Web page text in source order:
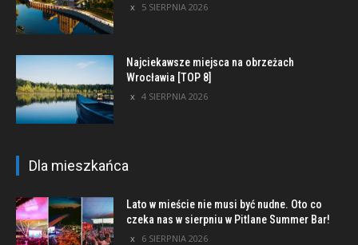
5 SIERPNIA 2026
Najciekawsze miejsca na obrzeżach
Wrocławia [TOP 8]
4 SIERPNIA 2026
Dla mieszkańca
Lato w mieście nie musi być nudne. Oto co
czeka nas w sierpniu w Pitlane Summer Bar!
6 SIERPNIA 2026